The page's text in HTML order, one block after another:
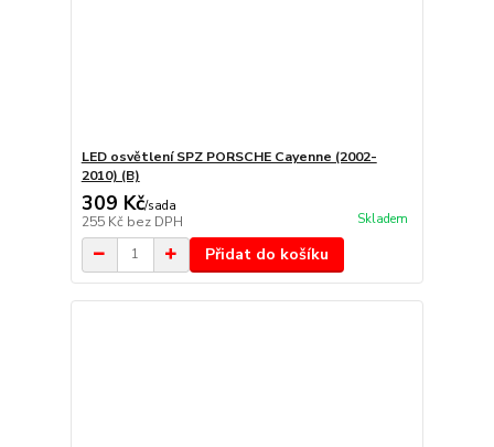
LED osvětlení SPZ PORSCHE Cayenne (2002-
2010) (B)
309 Kč/sada
255 Kč bez DPH Skladem
Přidat do košíku